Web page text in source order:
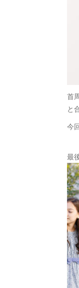
首
と
今
最